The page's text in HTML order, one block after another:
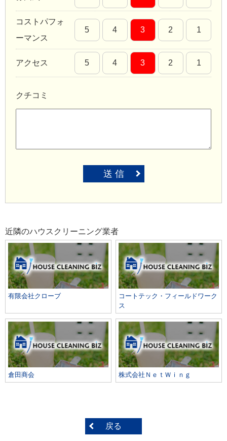
コストパフォ
ーマンス
5 4 3 2 1
アクセス 5 4 3 2 1
クチコミ
送 信
近隣のハウスクリーニング業者
有限会社クローブ
コートテック・フィールドワーク
ス
倉田商会 株式会社ＮｅｔＷｉｎｇ
戻る